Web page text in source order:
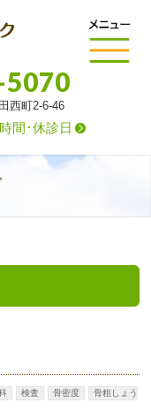
西町2-6-46
間･休診日
検査 骨密度
骨粗しょう